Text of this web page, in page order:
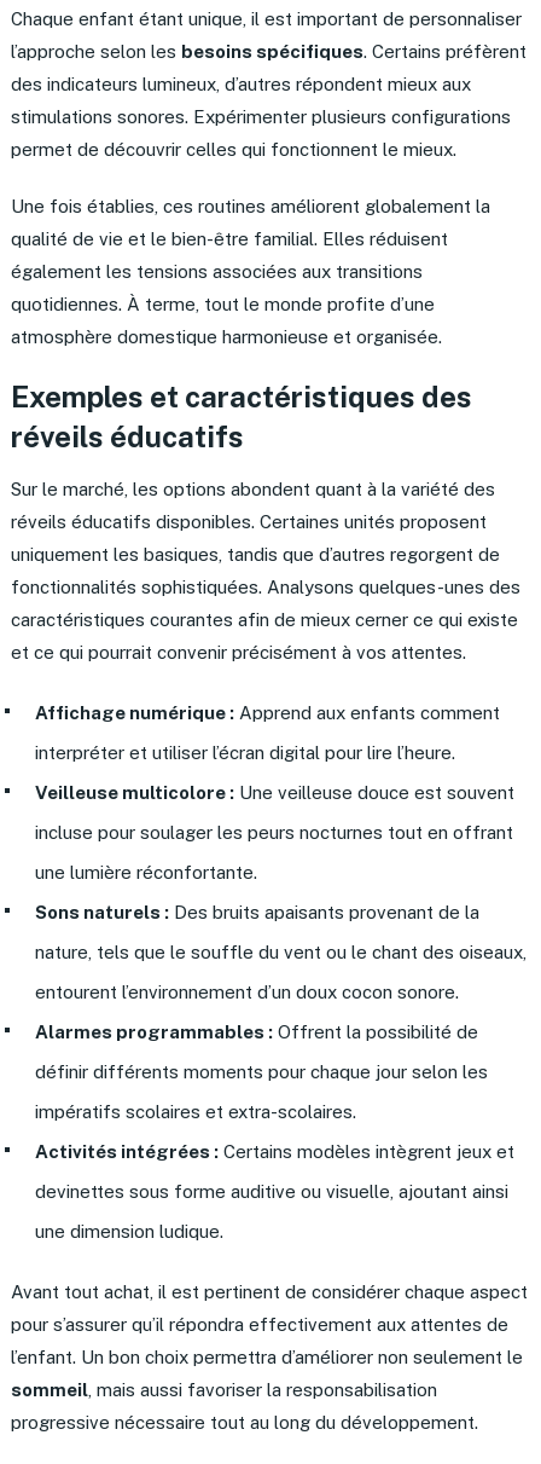
Chaque enfant étant unique, il est important de personnaliser
l’approche selon les besoins spécifiques. Certains préfèrent
des indicateurs lumineux, d’autres répondent mieux aux
stimulations sonores. Expérimenter plusieurs configurations
permet de découvrir celles qui fonctionnent le mieux.
Une fois établies, ces routines améliorent globalement la
qualité de vie et le bien-être familial. Elles réduisent
également les tensions associées aux transitions
quotidiennes. À terme, tout le monde profite d’une
atmosphère domestique harmonieuse et organisée.
Exemples et caractéristiques des
réveils éducatifs
Sur le marché, les options abondent quant à la variété des
réveils éducatifs disponibles. Certaines unités proposent
uniquement les basiques, tandis que d’autres regorgent de
fonctionnalités sophistiquées. Analysons quelques-unes des
caractéristiques courantes afin de mieux cerner ce qui existe
et ce qui pourrait convenir précisément à vos attentes.
Affichage numérique :Apprend aux enfants comment
interpréter et utiliser l’écran digital pour lire l’heure.
Veilleuse multicolore :Une veilleuse douce est souvent
incluse pour soulager les peurs nocturnes tout en offrant
une lumière réconfortante.
Sons naturels :Des bruits apaisants provenant de la
nature, tels que le souffle du vent ou le chant des oiseaux,
entourent l’environnement d’un doux cocon sonore.
Alarmes programmables :Offrent la possibilité de
définir différents moments pour chaque jour selon les
impératifs scolaires et extra-scolaires.
Activités intégrées :Certains modèles intègrent jeux et
devinettes sous forme auditive ou visuelle, ajoutant ainsi
une dimension ludique.
Avant tout achat, il est pertinent de considérer chaque aspect
pour s’assurer qu’il répondra effectivement aux attentes de
l’enfant. Un bon choix permettra d’améliorer non seulement le
sommeil, mais aussi favoriser la responsabilisation
progressive nécessaire tout au long du développement.